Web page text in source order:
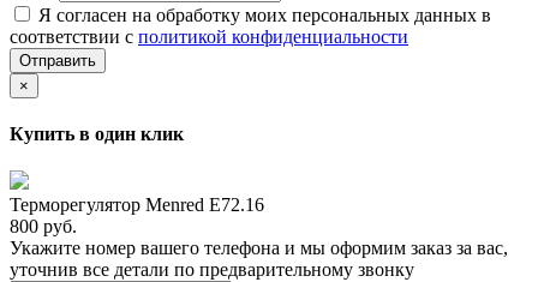
Я согласен на обработку моих персональных данных в
соответствии с политикой конфиденциальности
Отправить
×
Купить в один клик
Терморегулятор Menred E72.16
800 руб.
Укажите номер вашего телефона и мы оформим заказ за вас,
уточнив все детали по предварительному звонку